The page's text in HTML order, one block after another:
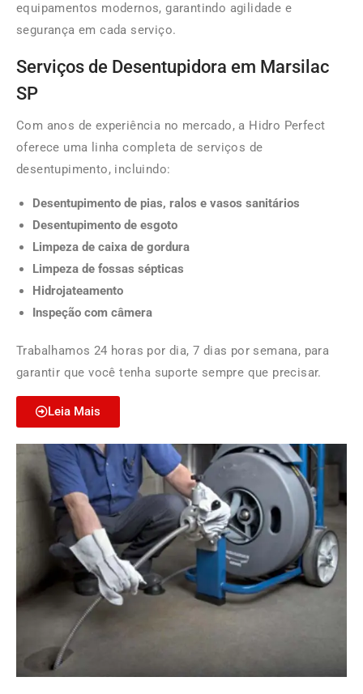
equipamentos modernos, garantindo agilidade e
segurança em cada serviço.
Serviços de Desentupidora em Marsilac
SP
Com anos de experiência no mercado, a Hidro Perfect
oferece uma linha completa de serviços de
desentupimento, incluindo:
Desentupimento de pias, ralos e vasos sanitários
Desentupimento de esgoto
Limpeza de caixa de gordura
Limpeza de fossas sépticas
Hidrojateamento
Inspeção com câmera
Trabalhamos 24 horas por dia, 7 dias por semana, para
garantir que você tenha suporte sempre que precisar.
Leia Mais